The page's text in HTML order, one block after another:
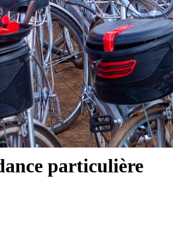
particulière